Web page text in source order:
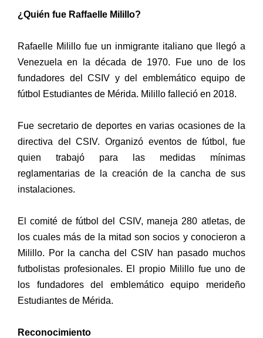
¿Quién fue Raffaelle Milillo?
Rafaelle Milillo fue un inmigrante italiano que llegó a
Venezuela en la década de 1970. Fue uno de los
fundadores del CSIV y del emblemático equipo de
fútbol Estudiantes de Mérida. Milillo falleció en 2018.
Fue secretario de deportes en varias ocasiones de la
directiva del CSIV. Organizó eventos de fútbol, fue
quien trabajó para las medidas mínimas
reglamentarias de la creación de la cancha de sus
instalaciones.
El comité de fútbol del CSIV, maneja 280 atletas, de
los cuales más de la mitad son socios y conocieron a
Milillo. Por la cancha del CSIV han pasado muchos
futbolistas profesionales. El propio Milillo fue uno de
los fundadores del emblemático equipo merideño
Estudiantes de Mérida.
Reconocimiento